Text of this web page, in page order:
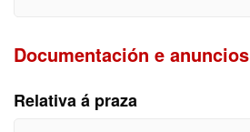
Documentación e anuncios
Relativa á praza